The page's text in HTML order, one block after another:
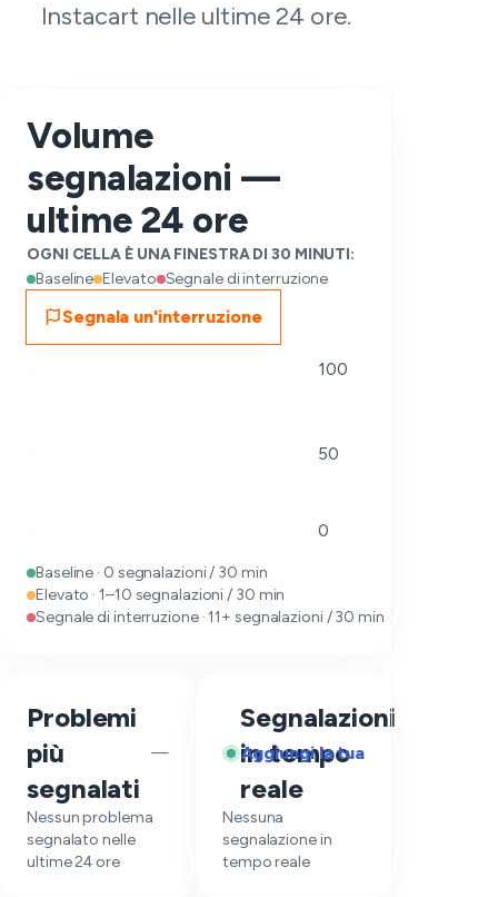
Instacart nelle ultime 24 ore.
Volume
segnalazioni —
ultime 24 ore
OGNI CELLA È UNA FINESTRA DI 30 MINUTI:
Baseline Elevato Segnale di interruzione
Segnala un'interruzione
100
50
0
Baseline · 0 segnalazioni / 30 min
Elevato · 1–10 segnalazioni / 30 min
Segnale di interruzione · 11+ segnalazioni / 30 min
Problemi
più
segnalati
—
Nessun problema
segnalato nelle
ultime 24 ore
Segnalazioni
in tempo
reale
Aggiungi la tua
Nessuna
segnalazione in
tempo reale